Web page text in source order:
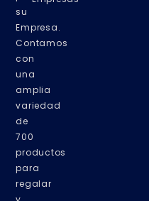
su
Empresa.
Contamos
con
una
amplia
variedad
de
700
productos
para
regalar